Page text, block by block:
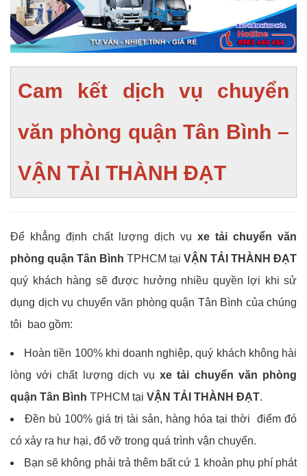
Cam kết dịch vụ chuyển
văn phòng quận Tân Bình –
VẬN TẢI THÀNH ĐẠT
Để khẳng định chất lượng dịch vụ xe tải chuyển văn
phòng quận Tân Bình TPHCM tại VẬN TẢI THÀNH ĐẠT
quý khách hàng sẽ được hưởng nhiều quyền lợi khi sử
dụng dịch vụ chuyển văn phòng quận Tân Bình của chúng
tôi bao gồm:
Hoàn tiền 100% khi doanh nghiệp, quý khách không hài
lòng với chất lượng dịch vụxe tải chuyển văn phòng
quận Tân Bình TPHCM tại VẬN TẢI THÀNH ĐẠT.
Đền bù 100% giá trị tài sản, hàng hóa tại thời điểm đó
có xảy ra hư hại, đổ vỡ trong quá trình vận chuyển.
Bạn sẽ không phải trả thêm bất cứ 1 khoản phụ phí phát